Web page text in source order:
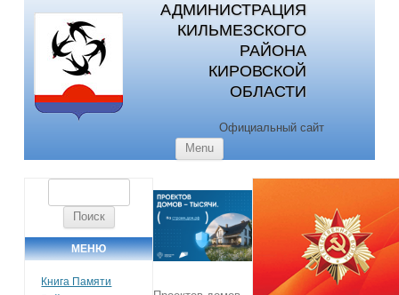
АДМИНИСТРАЦИЯ
КИЛЬМЕЗСКОГО
РАЙОНА
КИРОВСКОЙ
ОБЛАСТИ
Официальный сайт
Menu
МЕНЮ
Книга Памяти